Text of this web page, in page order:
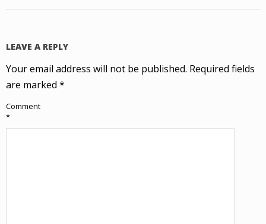
LEAVE A REPLY
Your email address will not be published. Required fields
are marked *
Comment
*